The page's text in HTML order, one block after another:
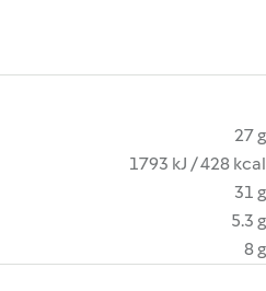
27 g
1793 kJ / 428 kcal
31 g
5.3 g
8 g